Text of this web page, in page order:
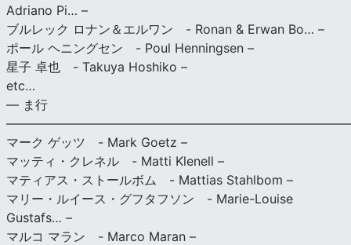
Adriano Pi… –
ブルレック ロナン＆エルワン - Ronan & Erwan Bo… –
ポール ヘニングセン - Poul Henningsen –
星子 卓也 - Takuya Hoshiko –
etc…
— ま行
マーク ゲッツ - Mark Goetz –
マッティ・クレネル - Matti Klenell –
マティアス・ストールボム - Mattias Stahlbom –
マリー・ルイース・グフタフソン - Marie-Louise
Gustafs… –
マルコ マラン - Marco Maran –